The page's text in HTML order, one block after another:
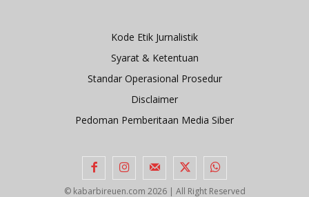
Kode Etik Jurnalistik
Syarat & Ketentuan
Standar Operasional Prosedur
Disclaimer
Pedoman Pemberitaan Media Siber
© kabarbireuen.com 2026 | All Right Reserved